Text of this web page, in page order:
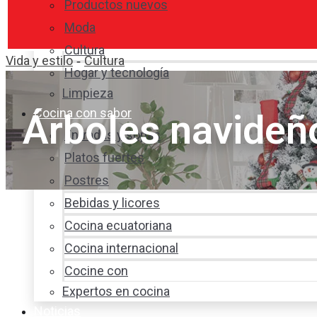
Productos nuevos
Moda
Cultura
Hogar y tecnología
Limpieza
Cocina con sabor
Entradas y sopas
Platos fuertes
Postres
Bebidas y licores
Cocina ecuatoriana
Cocina internacional
Cocine con
Expertos en cocina
Vida y estilo- Cultura
Árboles